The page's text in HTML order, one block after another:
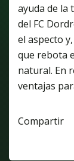
ayuda de la
del FC
el aspecto
que rebota
natural. En
ventajas
Compartir